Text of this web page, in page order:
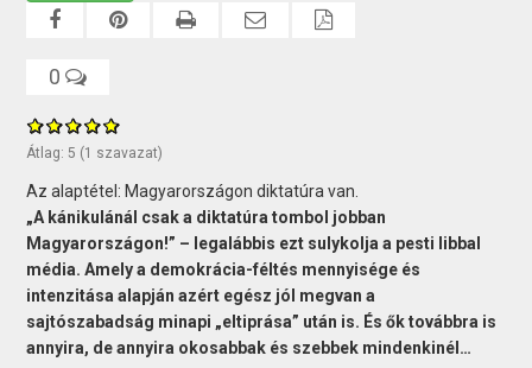
0
Átlag: 5 (1 szavazat)
Az alaptétel: Magyarországon diktatúra van.
„A kánikulánál csak a diktatúra tombol jobban
Magyarországon!” – legalábbis ezt sulykolja a pesti libbal
média. Amely a demokrácia-féltés mennyisége és
intenzitása alapján azért egész jól megvan a
sajtószabadság minapi „eltiprása” után is. És ők továbbra is
annyira, de annyira okosabbak és szebbek mindenkinél…